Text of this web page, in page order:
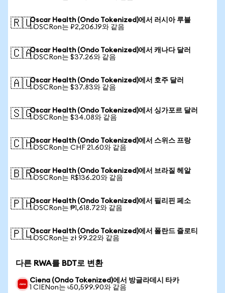
🇷🇺Oscar Health (Ondo Tokenized)에서 러시아 루블
1 OSCRon는 ₽2,206.19와 같음
🇨🇦Oscar Health (Ondo Tokenized)에서 캐나다 달러
1 OSCRon는 $37.26와 같음
🇦🇺Oscar Health (Ondo Tokenized)에서 호주 달러
1 OSCRon는 $37.83와 같음
🇸🇬Oscar Health (Ondo Tokenized)에서 싱가포르 달러
1 OSCRon는 $34.08와 같음
🇨🇭Oscar Health (Ondo Tokenized)에서 스위스 프랑
1 OSCRon는 CHF 21.60와 같음
🇧🇷Oscar Health (Ondo Tokenized)에서 브라질 헤알
1 OSCRon는 R$136.20와 같음
🇵🇭Oscar Health (Ondo Tokenized)에서 필리핀 페소
1 OSCRon는 ₱1,618.72와 같음
🇵🇱Oscar Health (Ondo Tokenized)에서 폴란드 즐로티
1 OSCRon는 zł 99.22와 같음
다른 RWA를 BDT로 변환
Ciena (Ondo Tokenized)에서 방글라데시 타카
1 CIENon는 ৳50,599.90와 같음